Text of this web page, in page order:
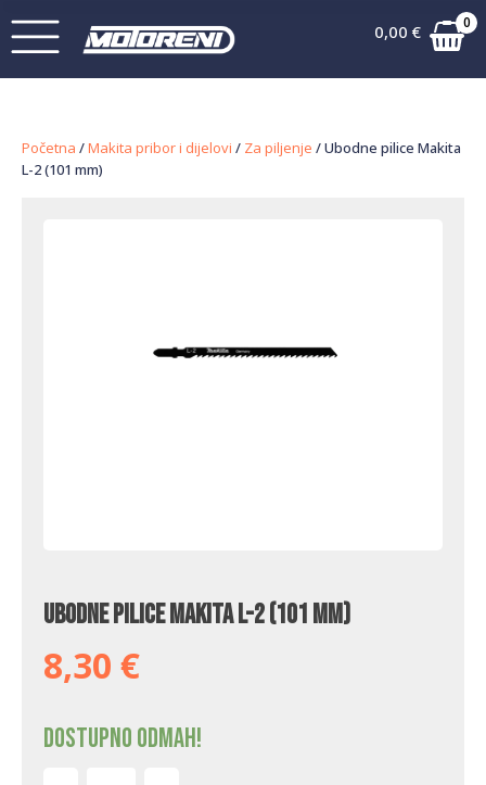
0,00 € 0
Početna /Makita pribor i dijelovi / Za piljenje / Ubodne pilice Makita
L-2 (101 mm)
Ubodne pilice Makita L-2 (101 mm)
8,30 €
Dostupno odmah!